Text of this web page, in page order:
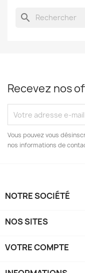
search
Recevez nos
Vous pouvez vous
nos informations de
NOTRE SOCIÉTÉ
NOS SITES
VOTRE COMPTE